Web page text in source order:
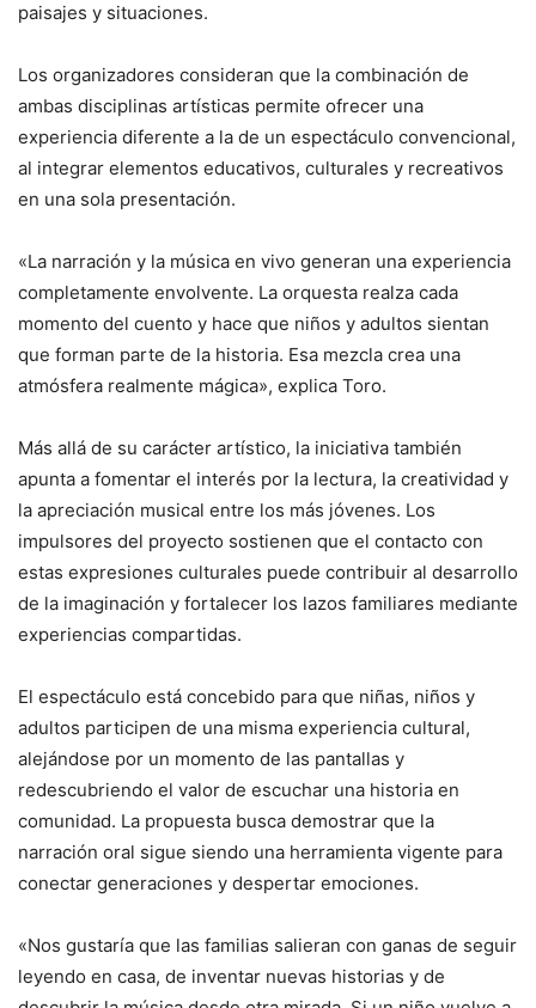
paisajes y situaciones.
Los organizadores consideran que la combinación de
ambas disciplinas artísticas permite ofrecer una
experiencia diferente a la de un espectáculo convencional,
al integrar elementos educativos, culturales y recreativos
en una sola presentación.
«La narración y la música en vivo generan una experiencia
completamente envolvente. La orquesta realza cada
momento del cuento y hace que niños y adultos sientan
que forman parte de la historia. Esa mezcla crea una
atmósfera realmente mágica», explica Toro.
Más allá de su carácter artístico, la iniciativa también
apunta a fomentar el interés por la lectura, la creatividad y
la apreciación musical entre los más jóvenes. Los
impulsores del proyecto sostienen que el contacto con
estas expresiones culturales puede contribuir al desarrollo
de la imaginación y fortalecer los lazos familiares mediante
experiencias compartidas.
El espectáculo está concebido para que niñas, niños y
adultos participen de una misma experiencia cultural,
alejándose por un momento de las pantallas y
redescubriendo el valor de escuchar una historia en
comunidad. La propuesta busca demostrar que la
narración oral sigue siendo una herramienta vigente para
conectar generaciones y despertar emociones.
«Nos gustaría que las familias salieran con ganas de seguir
leyendo en casa, de inventar nuevas historias y de